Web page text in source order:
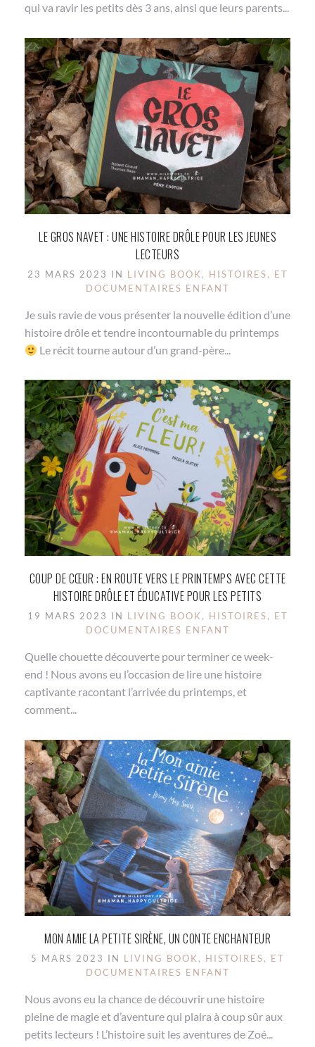
qui va ravir les petits dès 3 ans, ainsi que leurs parents...
LE GROS NAVET : UNE HISTOIRE DRÔLE POUR LES JEUNES
LECTEURS
23 MARS 2023 IN LIVING BOOK, HISTOIRES, ET
DOCUMENTAIRES ENFANT
Je suis ravie de vous présenter la nouvelle édition d’une
histoire drôle et tendre incontournable du printemps
Le récit tourne autour d’un grand-père...
COUP DE CŒUR : EN ROUTE VERS LE PRINTEMPS AVEC CETTE
HISTOIRE DRÔLE ET ÉDUCATIVE POUR LES PETITS
19 MARS 2023 IN LIVING BOOK, HISTOIRES, ET
DOCUMENTAIRES ENFANT
Quelle chouette découverte pour terminer ce week-
end ! Nous avons eu l’occasion de lire une histoire
captivante racontant l’arrivée du printemps, et
comment...
MON AMIE LA PETITE SIRÈNE, UN CONTE ENCHANTEUR
5 MARS 2023 IN LIVING BOOK, HISTOIRES, ET
DOCUMENTAIRES ENFANT
Nous avons eu la chance de découvrir une histoire
pleine de magie et d’aventure qui plaira à coup sûr aux
petits lecteurs ! L’histoire suit les aventures de Zoé...